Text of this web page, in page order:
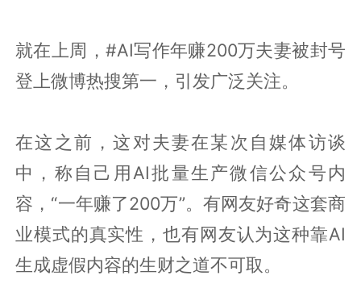
就在上周，#AI写作年赚200万夫妻被封号
登上微博热搜第一，引发广泛关注。
在这之前，这对夫妻在某次自媒体访谈
中，称自己用AI批量生产微信公众号内
容，“一年赚了200万”。有网友好奇这套商
业模式的真实性，也有网友认为这种靠AI
生成虚假内容的生财之道不可取。